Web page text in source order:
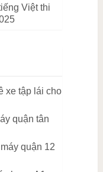
Việt thi
xe tập lái cho
quận tân
quận 12